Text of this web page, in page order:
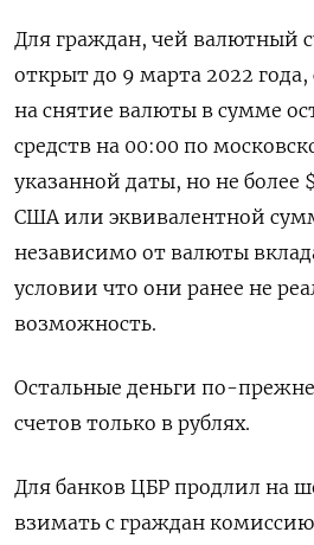
Для граждан, чей валютный
открыт до 9 марта 2022
на снятие валюты в сумме
средств на 00:00 по
указанной даты, но не более
США или эквивалентной
независимо от валюты
условии что они ранее не
возможность.
Остальные деньги по-
счетов только в рублях.
Для банков ЦБР продлил на
взимать с граждан